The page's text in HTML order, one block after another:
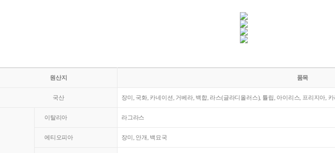
원산지 품목
국산 장미, 국화, 카네이션, 거베라, 백합, 라스(글라디올러스), 튤립, 아이리스, 프리지아,
이탈리아 라그라스
에티오피아 장미, 안개, 백묘국